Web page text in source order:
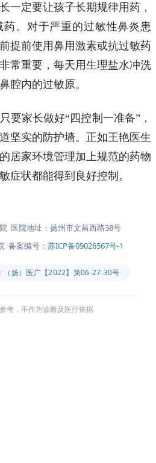
一定要让孩子长期规律用药，
。对于严重的过敏性鼻炎患
提前使用鼻用激素或抗过敏药
常重要，每天用生理盐水冲洗
腔内的过敏原。
要家长做好“四控制一准备”，
坚实的防护墙。正如王艳医生
居家环境管理加上规范的药物
症状都能得到良好控制。
医院地址：扬州市文昌西路38号
备案编号： 苏ICP备09026567号-1
（扬）医广【2022】第06-27-30号
考，不作为诊断及医疗依据